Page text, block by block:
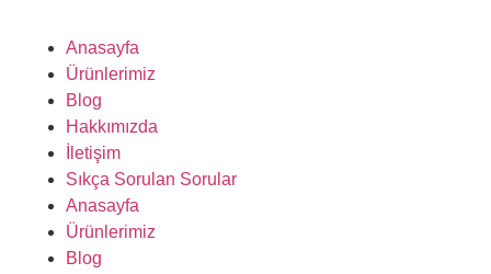
Anasayfa
Ürünlerimiz
Blog
Hakkımızda
İletişim
Sıkça Sorulan Sorular
Anasayfa
Ürünlerimiz
Blog